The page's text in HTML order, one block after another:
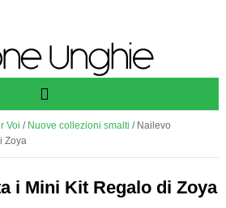
Voi / Nuove collezioni smalti /Nailevo
Zoya
i Mini Kit Regalo di Zoya